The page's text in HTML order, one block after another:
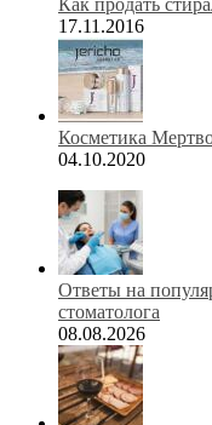
17.11.2016
Косметика
04.10.2020
Ответы на
стоматолога
08.08.2026